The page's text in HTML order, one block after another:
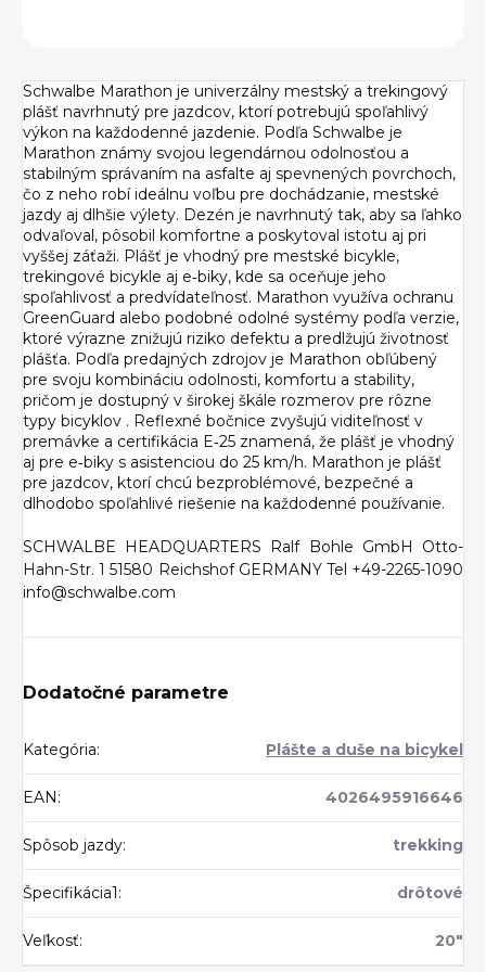
Schwalbe Marathon je univerzálny mestský a trekingový
plášť navrhnutý pre jazdcov, ktorí potrebujú spoľahlivý
výkon na každodenné jazdenie. Podľa Schwalbe je
Marathon známy svojou legendárnou odolnosťou a
stabilným správaním na asfalte aj spevnených povrchoch,
čo z neho robí ideálnu voľbu pre dochádzanie, mestské
jazdy aj dlhšie výlety. Dezén je navrhnutý tak, aby sa ľahko
odvaľoval, pôsobil komfortne a poskytoval istotu aj pri
vyššej záťaži. Plášť je vhodný pre mestské bicykle,
trekingové bicykle aj e‑biky, kde sa oceňuje jeho
spoľahlivosť a predvídateľnosť. Marathon využíva ochranu
GreenGuard alebo podobné odolné systémy podľa verzie,
ktoré výrazne znižujú riziko defektu a predlžujú životnosť
plášťa. Podľa predajných zdrojov je Marathon obľúbený
pre svoju kombináciu odolnosti, komfortu a stability,
pričom je dostupný v širokej škále rozmerov pre rôzne
typy bicyklov . Reflexné bočnice zvyšujú viditeľnosť v
premávke a certifikácia E‑25 znamená, že plášť je vhodný
aj pre e‑biky s asistenciou do 25 km/h. Marathon je plášť
pre jazdcov, ktorí chcú bezproblémové, bezpečné a
dlhodobo spoľahlivé riešenie na každodenné používanie.
SCHWALBE HEADQUARTERS Ralf Bohle GmbH Otto-
Hahn-Str. 1 51580 Reichshof GERMANY Tel +49-2265-1090
info@schwalbe.com
Dodatočné parametre
Kategória: Plášte a duše na bicykel
EAN : 4026495916646
Spôsob jazdy: trekking
Špecifikácia1 : drôtové
Veľkosť: 20"